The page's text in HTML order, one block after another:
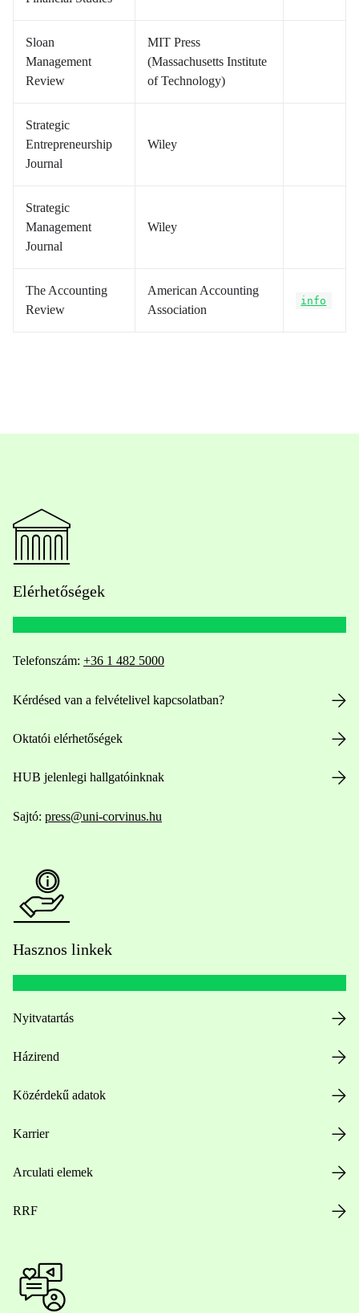
Sloan
Management
Review
MIT Press
(Massachusetts Institute
of Technology)
Strategic
Entrepreneurship
Journal
Wiley
Strategic
Management
Journal
Wiley
The Accounting
Review
American Accounting
Association
info
Elérhetőségek
Telefonszám: +36 1 482 5000
Kérdésed van a felvételivel kapcsolatban?
Oktatói elérhetőségek
HUB jelenlegi hallgatóinknak
Sajtó: press@uni-corvinus.hu
Hasznos linkek
Nyitvatartás
Házirend
Közérdekű adatok
Karrier
Arculati elemek
RRF